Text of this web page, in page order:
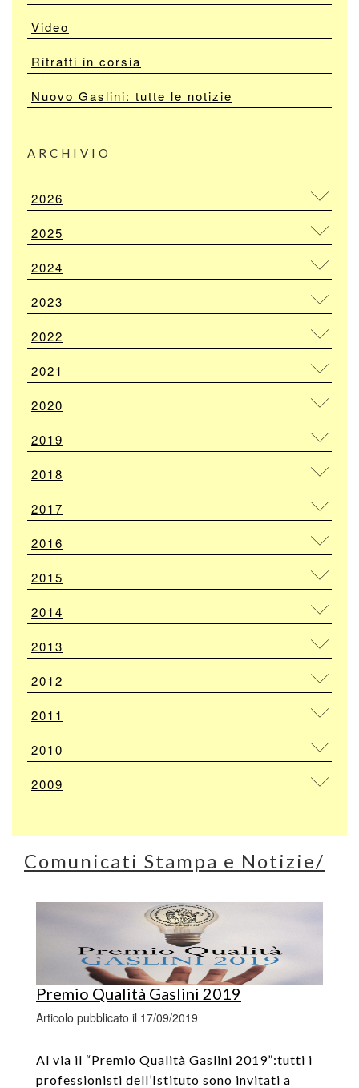
Video
Ritratti in corsia
Nuovo Gaslini: tutte le notizie
ARCHIVIO
2026
2025
2024
2023
2022
2021
2020
2019
2018
2017
2016
2015
2014
2013
2012
2011
2010
2009
Comunicati Stampa e Notizie/
Premio Qualità Gaslini 2019
Articolo pubblicato il 17/09/2019
Al via il “Premio Qualità Gaslini 2019”:tutti i
professionisti dell’Istituto sono invitati a